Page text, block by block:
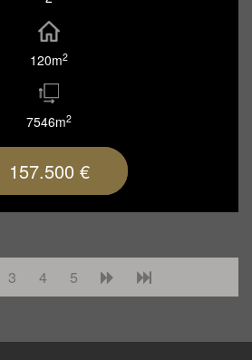
120m2
7546m2
157.500 €
3 4 5